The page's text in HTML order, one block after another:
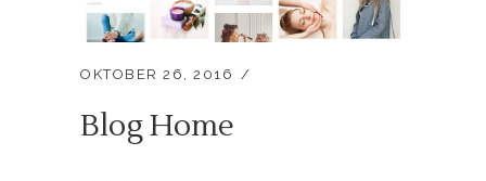
OKTOBER 26, 2016
Blog Home